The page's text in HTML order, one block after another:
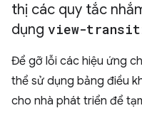
thị các quy tắc
dụng view-
Để gỡ lỗi các hiệu ứng
thể sử dụng bảng điều
cho nhà phát triển để